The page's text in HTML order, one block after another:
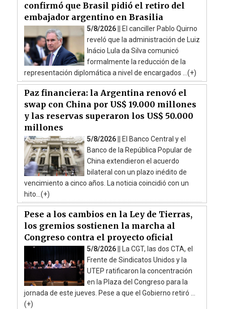
confirmó que Brasil pidió el retiro del
embajador argentino en Brasilia
5/8/2026 ||
El canciller Pablo Quirno
reveló que la administración de Luiz
Inácio Lula da Silva comunicó
formalmente la reducción de la
representación diplomática a nivel de encargados ...(+)
Paz financiera: la Argentina renovó el
swap con China por US$ 19.000 millones
y las reservas superaron los US$ 50.000
millones
5/8/2026 ||
El Banco Central y el
Banco de la República Popular de
China extendieron el acuerdo
bilateral con un plazo inédito de
vencimiento a cinco años. La noticia coincidió con un
hito...(+)
Pese a los cambios en la Ley de Tierras,
los gremios sostienen la marcha al
Congreso contra el proyecto oficial
5/8/2026 ||
La CGT, las dos CTA, el
Frente de Sindicatos Unidos y la
UTEP ratificaron la concentración
en la Plaza del Congreso para la
jornada de este jueves. Pese a que el Gobierno retiró ...
(+)